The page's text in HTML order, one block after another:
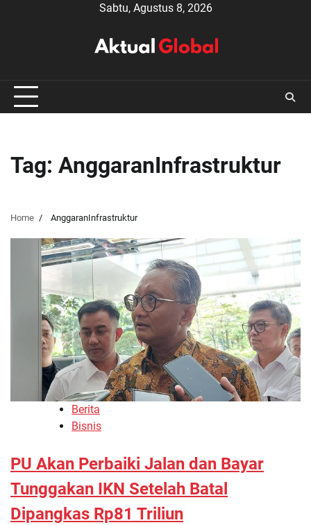
Sabtu, Agustus 8, 2026
Tag: AnggaranInfrastruktur
Home AnggaranInfrastruktur
Berita
Bisnis
PU Akan Perbaiki Jalan dan Bayar
Tunggakan IKN Setelah Batal
Dipangkas Rp81 Triliun